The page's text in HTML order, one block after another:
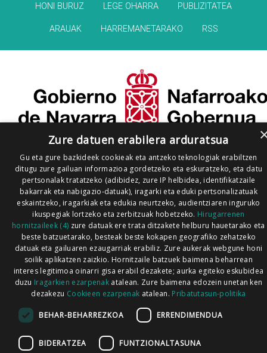
HONI BURUZ LEGE OHARRA PUBLIZITATEA
ARAUAK HARREMANETARAKO RSS
Zure datuen erabilera arduratsua
Gu eta gure bazkideek cookieak eta antzeko teknologiak erabiltzen
ditugu zure gailuan informazioa gordetzeko eta eskuratzeko, eta datu
pertsonalak tratatzeko (adibidez, zure IP helbidea, identifikatzaile
bakarrak eta nabigazio-datuak), iragarki eta eduki pertsonalizatuak
eskaintzeko, iragarkiak eta edukia neurtzeko, audientziaren inguruko
ikuspegiak lortzeko eta zerbitzuak hobetzeko. Hirugarrenen
hornitzaileek (4) zure datuak ere trata ditzakete helburu hauetarako eta
beste batzuetarako, besteak beste kokapen geografiko zehatzeko
datuak eta gailuaren ezaugarriak erabiliz. Zure aukerak webgune honi
soilik aplikatzen zaizkio. Hornitzaile batzuek baimena beharrean
interes legitimoa oinarri gisa erabil dezakete; aurka egiteko eskubidea
duzu Iragarkien ezarpenak atalean. Zure baimena edozein unetan ken
dezakezu Cookieen ezarpenak atalean. Pribatutasun-politika
BEHAR-BEHARREZKOA ERRENDIMENDUA
BIDERATZEA FUNTZIONALTASUNA